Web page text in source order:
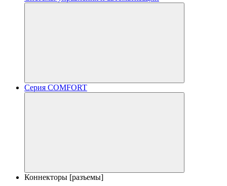
Серия COMFORT
Коннекторы [разъемы]